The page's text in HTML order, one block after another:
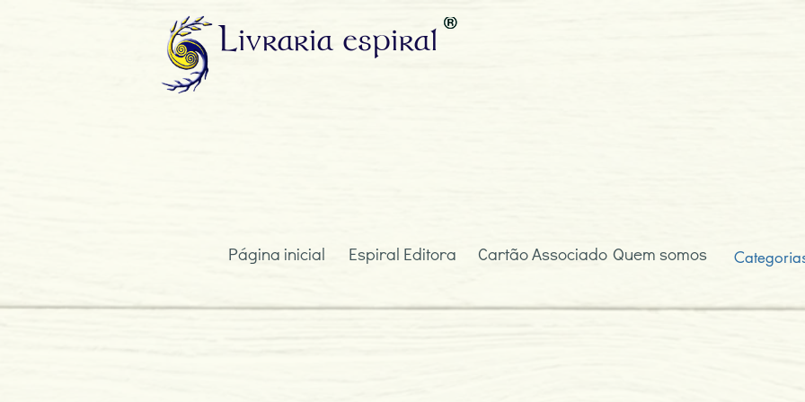
Livraria espiral
Página inicial Espiral Editora Cartão Associado Quem somos